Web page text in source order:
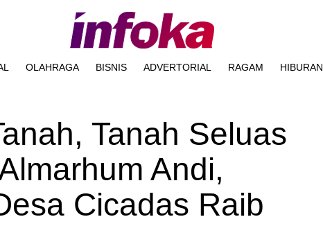
OLAHRAGA BISNIS ADVERTORIAL RAGAM HIBURAN
Tanah Seluas
Andi,
Cicadas Raib